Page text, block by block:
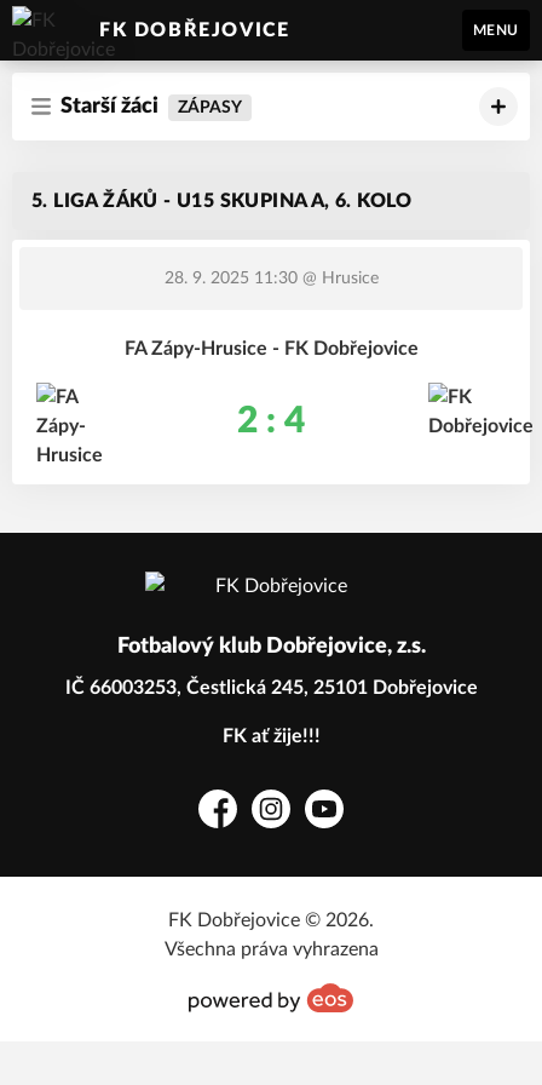
FK DOBŘEJOVICE MENU
Starší žáci ZÁPASY
5. LIGA ŽÁKŮ - U15 SKUPINA A, 6. KOLO
28. 9. 2025 11:30@ Hrusice
FA Zápy-Hrusice - FK Dobřejovice
2 : 4
Fotbalový klub Dobřejovice, z.s.
IČ 66003253, Čestlická 245, 25101 Dobřejovice
FK ať žije!!!
FacebookInstagramYouTube
FK Dobřejovice © 2026.
Všechna práva vyhrazena